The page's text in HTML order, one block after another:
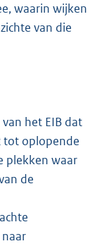
waarin wijken
van die
het EIB dat
tot oplopende
plekken waar
de